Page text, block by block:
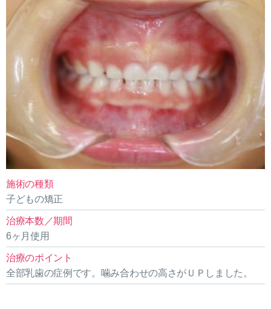
施術の種類
子どもの矯正
治療本数／期間
6ヶ月使用
治療のポイント
全部乳歯の症例です。噛み合わせの高さがＵＰしました。